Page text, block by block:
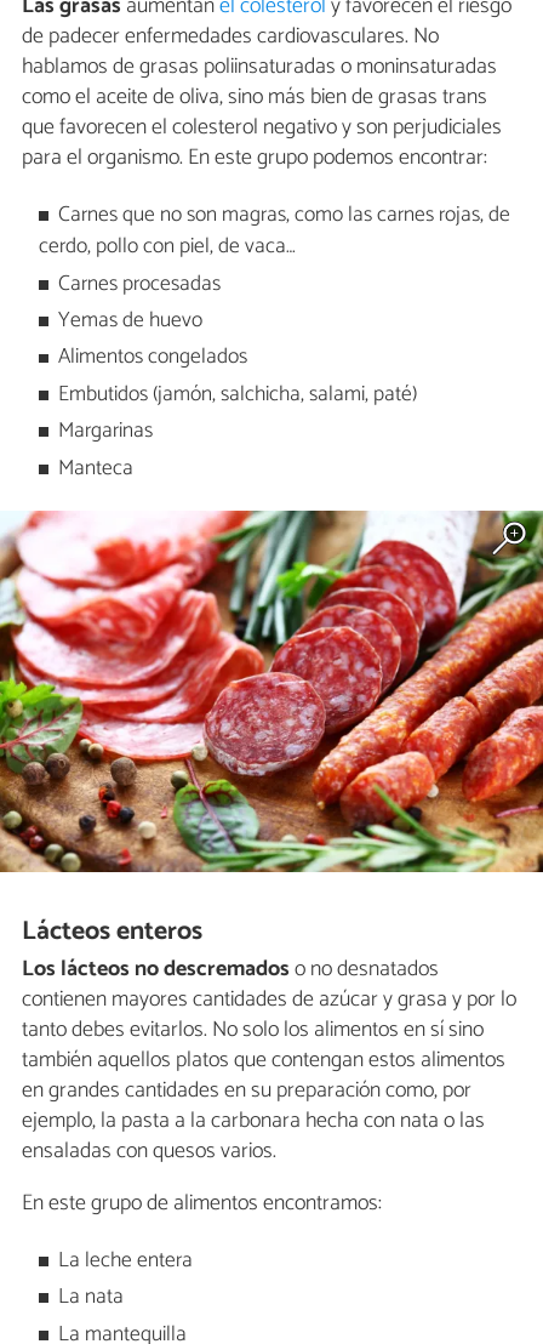
de padecer enfermedades cardiovasculares. No
hablamos de grasas poliinsaturadas o moninsaturadas
como el aceite de oliva, sino más bien de grasas trans
que favorecen el colesterol negativo y son perjudiciales
para el organismo. En este grupo podemos encontrar:
Carnes que no son magras, como las carnes rojas, de
cerdo, pollo con piel, de vaca…
Carnes procesadas
Yemas de huevo
Alimentos congelados
Embutidos (jamón, salchicha, salami, paté)
Margarinas
Manteca
Lácteos enteros
Los lácteos no descremadoso no desnatados
contienen mayores cantidades de azúcar y grasa y por lo
tanto debes evitarlos. No solo los alimentos en sí sino
también aquellos platos que contengan estos alimentos
en grandes cantidades en su preparación como, por
ejemplo, la pasta a la carbonara hecha con nata o las
ensaladas con quesos varios.
En este grupo de alimentos encontramos:
La leche entera
La nata
La mantequilla